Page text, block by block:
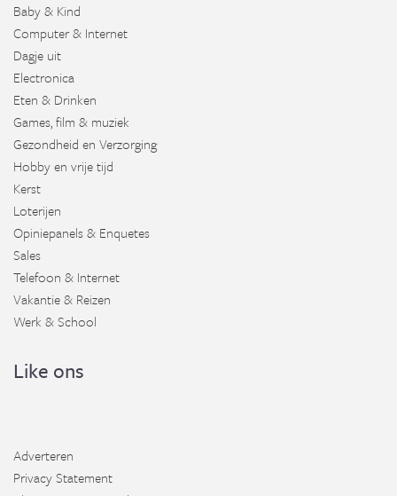
Baby & Kind
Computer & Internet
Dagje uit
Electronica
Eten & Drinken
Games, film & muziek
Gezondheid en Verzorging
Hobby en vrije tijd
Kerst
Loterijen
Opiniepanels & Enquetes
Sales
Telefoon & Internet
Vakantie & Reizen
Werk & School
Like ons
Adverteren
Privacy Statement